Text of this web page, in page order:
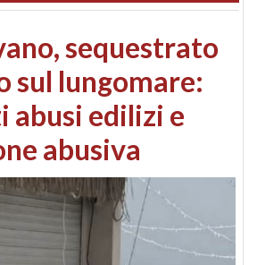
sequestrato
sul lungomare:
abusi edilizi e
abusiva